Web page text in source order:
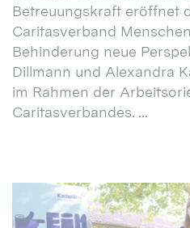
Betreuungskraft eröffnet
Caritasverband
Behinderung neue
Dillmann und Alexandra
im Rahmen der
Caritasverbandes. ...